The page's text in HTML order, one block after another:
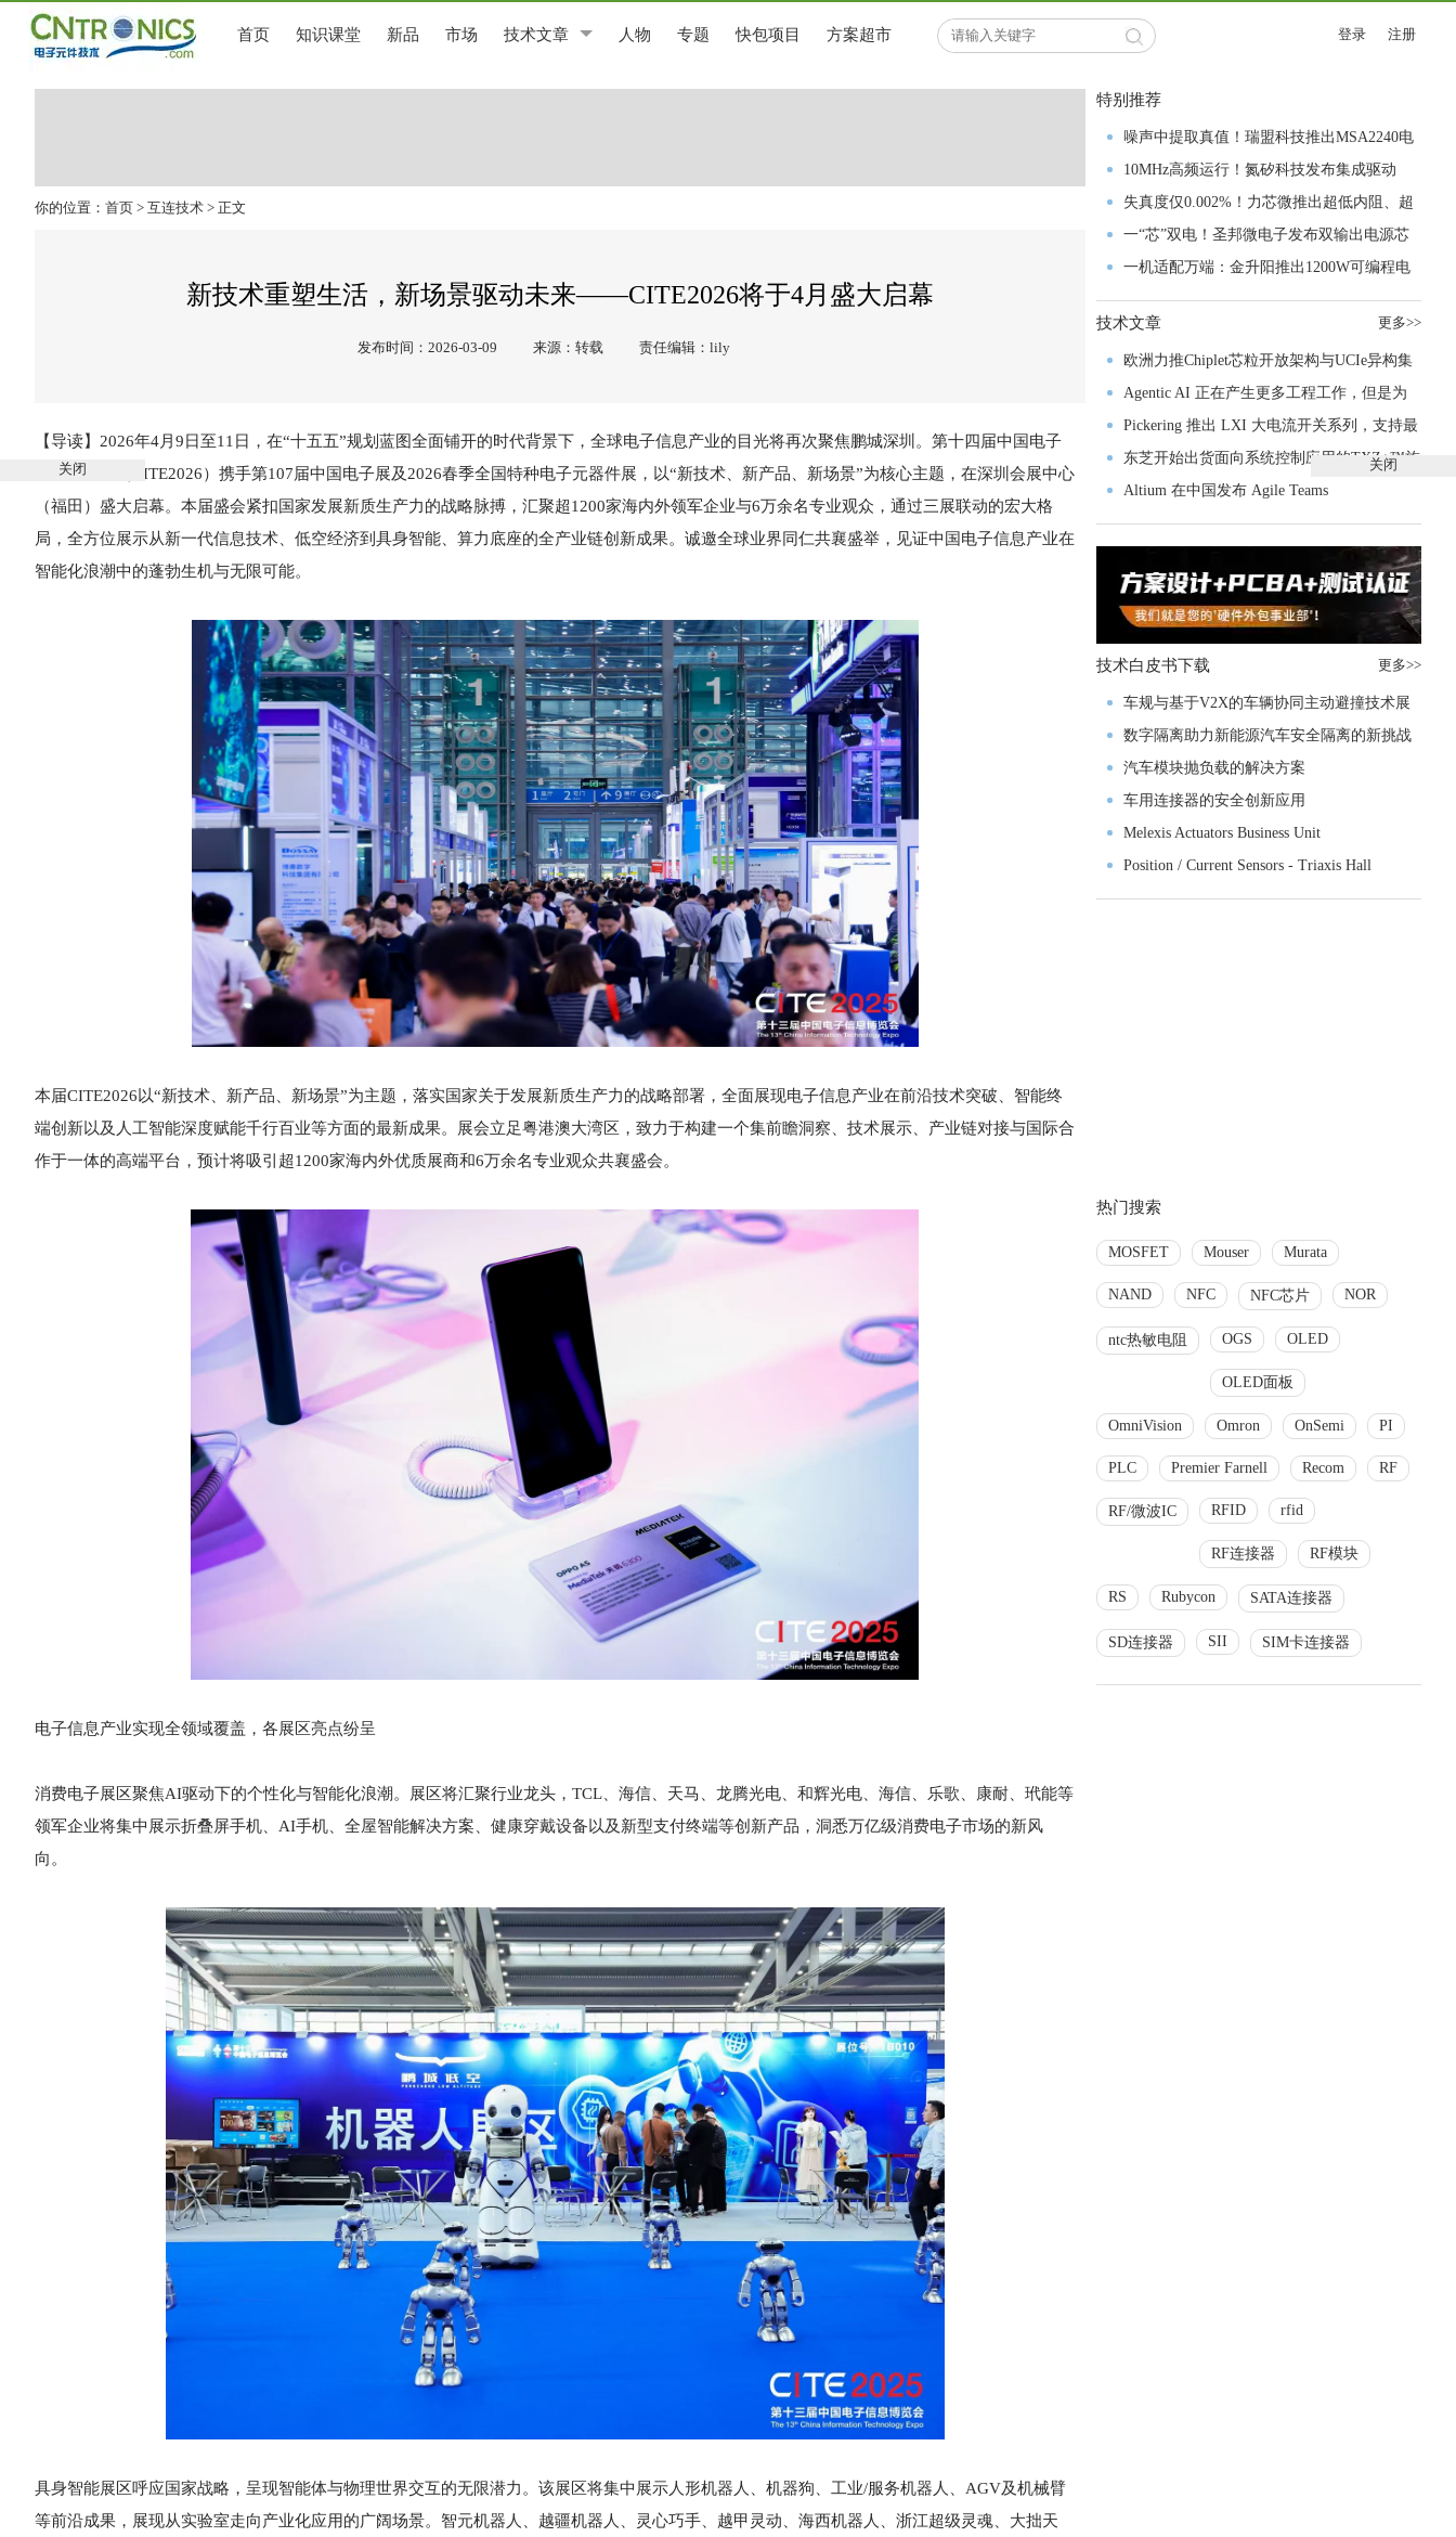
首页 知识课堂 新品 市场 技术文章 人物 专题 快包项目 方案超市 登录 注册
你的位置： 首页 > 互连技术 > 正文
新技术重塑生活，新场景驱动未来——CITE2026将于4月盛大启幕
发布时间：2026-03-09 来源：转载 责任编辑：lily
【导读】2026年4月9日至11日，在“十五五”规划蓝图全面铺开的时代背景下，全球电子信息产业的目光将再次聚焦鹏城深圳。第十四届中国电子
信息博览会（CITE2026）携手第107届中国电子展及2026春季全国特种电子元器件展，以“新技术、新产品、新场景”为核心主题，在深圳会展中心
（福田）盛大启幕。本届盛会紧扣国家发展新质生产力的战略脉搏，汇聚超1200家海内外领军企业与6万余名专业观众，通过三展联动的宏大格
局，全方位展示从新一代信息技术、低空经济到具身智能、算力底座的全产业链创新成果。诚邀全球业界同仁共襄盛举，见证中国电子信息产业在
智能化浪潮中的蓬勃生机与无限可能。
本届CITE2026以“新技术、新产品、新场景”为主题，落实国家关于发展新质生产力的战略部署，全面展现电子信息产业在前沿技术突破、智能终
端创新以及人工智能深度赋能千行百业等方面的最新成果。展会立足粤港澳大湾区，致力于构建一个集前瞻洞察、技术展示、产业链对接与国际合
作于一体的高端平台，预计将吸引超1200家海内外优质展商和6万余名专业观众共襄盛会。
电子信息产业实现全领域覆盖，各展区亮点纷呈
消费电子展区聚焦AI驱动下的个性化与智能化浪潮。展区将汇聚行业龙头，TCL、海信、天马、龙腾光电、和辉光电、海信、乐歌、康耐、玳能等
领军企业将集中展示折叠屏手机、AI手机、全屋智能解决方案、健康穿戴设备以及新型支付终端等创新产品，洞悉万亿级消费电子市场的新风
向。
具身智能展区呼应国家战略，呈现智能体与物理世界交互的无限潜力。该展区将集中展示人形机器人、机器狗、工业/服务机器人、AGV及机械臂
等前沿成果，展现从实验室走向产业化应用的广阔场景。智元机器人、越疆机器人、灵心巧手、越甲灵动、海西机器人、浙江超级灵魂、大拙天
特别推荐
噪声中提取真值！瑞盟科技推出MSA2240电
流检测芯片赋能多元高端测量场景
10MHz高频运行！氮矽科技发布集成驱动
GaN芯片，助力电源能效再攀新高
失真度仅0.002%！力芯微推出超低内阻、超
低失真4PST模拟开关
一“芯”双电！圣邦微电子发布双输出电源芯
片，简化AFE与音频设计
一机适配万端：金升阳推出1200W可编程电
源，赋能高端装备制造
技术文章 更多>>
欧洲力推Chiplet芯粒开放架构与UCIe异构集
成以加速其汽车产业生态智能化进程
Agentic AI 正在产生更多工程工作，但是为
什么系统开发进展并没有更快？
Pickering 推出 LXI 大电流开关系列，支持最
高 80A、300V 信号
东芝开始出货面向系统控制应用的TXZ+™族
入门级M4V组
Altium 在中国发布 Agile Teams
技术白皮书下载 更多>>
车规与基于V2X的车辆协同主动避撞技术展
望
数字隔离助力新能源汽车安全隔离的新挑战
汽车模块抛负载的解决方案
车用连接器的安全创新应用
Melexis Actuators Business Unit
Position / Current Sensors - Triaxis Hall
热门搜索
MOSFET Mouser Murata
NAND NFC NFC芯片 NOR
ntc热敏电阻 OGS OLED
OLED面板
OmniVision Omron OnSemi PI
PLC Premier Farnell Recom RF
RF/微波IC RFID rfid
RF连接器 RF模块
RS Rubycon SATA连接器
SD连接器 SII SIM卡连接器
关闭 关闭